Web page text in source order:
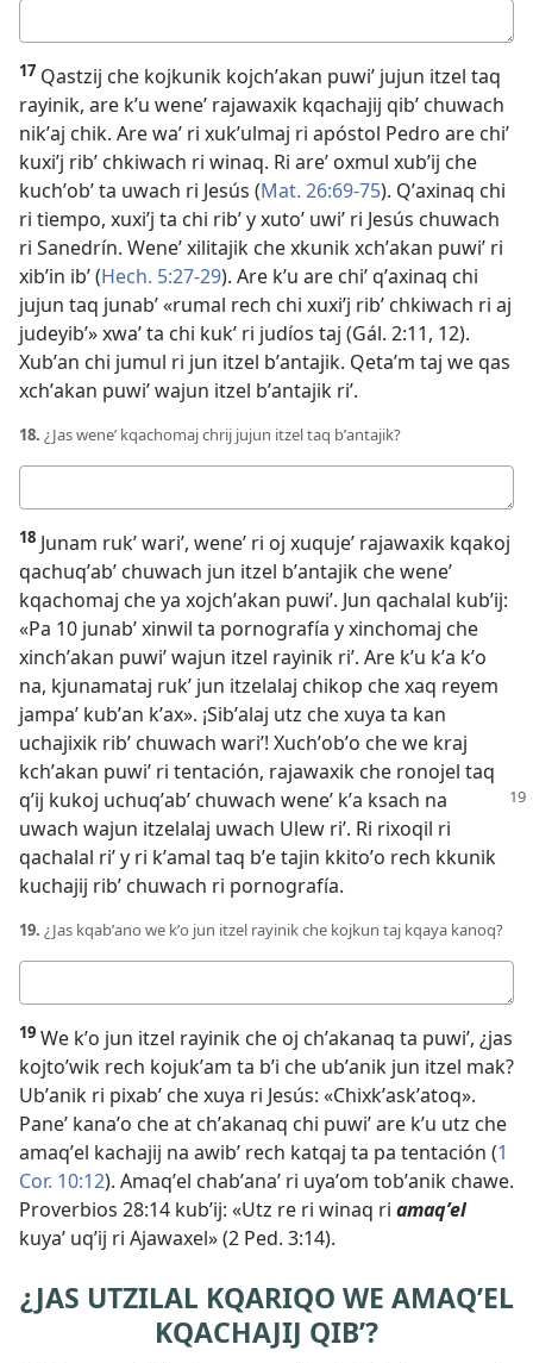
17 Qastzij che kojkunik kojchʼakan puwiʼ jujun itzel taq
rayinik, are kʼu weneʼ rajawaxik kqachajij qibʼ chuwach
nikʼaj chik. Are waʼ ri xukʼulmaj ri apóstol Pedro are chiʼ
kuxiʼj ribʼ chkiwach ri winaq. Ri areʼ oxmul xubʼij che
kuchʼobʼ ta uwach ri Jesús (Mat. 26:69-75). Qʼaxinaq chi
ri tiempo, xuxiʼj ta chi ribʼ y xutoʼ uwiʼ ri Jesús chuwach
ri Sanedrín. Weneʼ xilitajik che xkunik xchʼakan puwiʼ ri
xibʼin ibʼ (Hech. 5:27-29). Are kʼu are chiʼ qʼaxinaq chi
jujun taq junabʼ «rumal rech chi xuxiʼj ribʼ chkiwach ri aj
judeyibʼ» xwaʼ ta chi kukʼ ri judíos taj (Gál. 2:11, 12).
Xubʼan chi jumul ri jun itzel bʼantajik. Qetaʼm taj we qas
xchʼakan puwiʼ wajun itzel bʼantajik riʼ.
18. ¿Jas weneʼ kqachomaj chrij jujun itzel taq bʼantajik?
18 Junam rukʼ wariʼ, weneʼ ri oj xuqujeʼ rajawaxik kqakoj
qachuqʼabʼ chuwach jun itzel bʼantajik che weneʼ
kqachomaj che ya xojchʼakan puwiʼ. Jun qachalal kubʼij:
«Pa 10 junabʼ xinwil ta pornografía y xinchomaj che
xinchʼakan puwiʼ wajun itzel rayinik riʼ. Are kʼu kʼa kʼo
na, kjunamataj rukʼ jun itzelalaj chikop che xaq reyem
jampaʼ kubʼan kʼax». ¡Sibʼalaj utz che xuya ta kan
uchajixik ribʼ chuwach wariʼ! Xuchʼobʼo che we kraj
kchʼakan puwiʼ ri tentación, rajawaxik che ronojel taq
qʼij kukoj uchuqʼabʼ chuwach weneʼ kʼa ksach na
uwach wajun itzelalaj uwach Ulew riʼ. Ri rixoqil ri
qachalal riʼ y ri kʼamal taq bʼe tajin kkitoʼo rech kkunik
kuchajij ribʼ chuwach ri pornografía.
19. ¿Jas kqabʼano we kʼo jun itzel rayinik che kojkun taj kqaya kanoq?
19 We kʼo jun itzel rayinik che oj chʼakanaq ta puwiʼ, ¿jas
kojtoʼwik rech kojukʼam ta bʼi che ubʼanik jun itzel mak?
Ubʼanik ri pixabʼ che xuya ri Jesús: «Chixkʼaskʼatoq».
Paneʼ kanaʼo che at chʼakanaq chi puwiʼ are kʼu utz che
amaqʼel kachajij na awibʼ rech katqaj ta pa tentación (1
Cor. 10:12). Amaqʼel chabʼanaʼ ri uyaʼom tobʼanik chawe.
Proverbios 28:14 kubʼij: «Utz re ri winaq ri amaqʼel
kuyaʼ uqʼij ri Ajawaxel» (2 Ped. 3:14).
¿JAS UTZILAL KQARIQO WE AMAQʼEL
KQACHAJIJ QIBʼ?